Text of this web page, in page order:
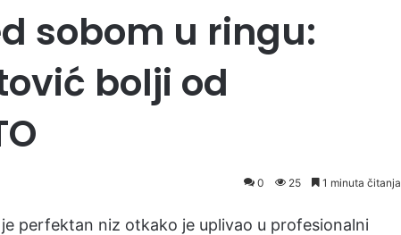
sobom u ringu:
bolji od
0 25 1 minuta čitanja
perfektan niz otkako je uplivao u profesionalni